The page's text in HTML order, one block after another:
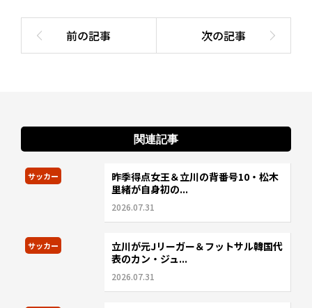
関連記事
サッカー
昨季得点女王＆立川の背番号10・松木
里緒が自身初の...
2026.07.31
サッカー
立川が元Jリーガー＆フットサル韓国代
表のカン・ジュ...
2026.07.31